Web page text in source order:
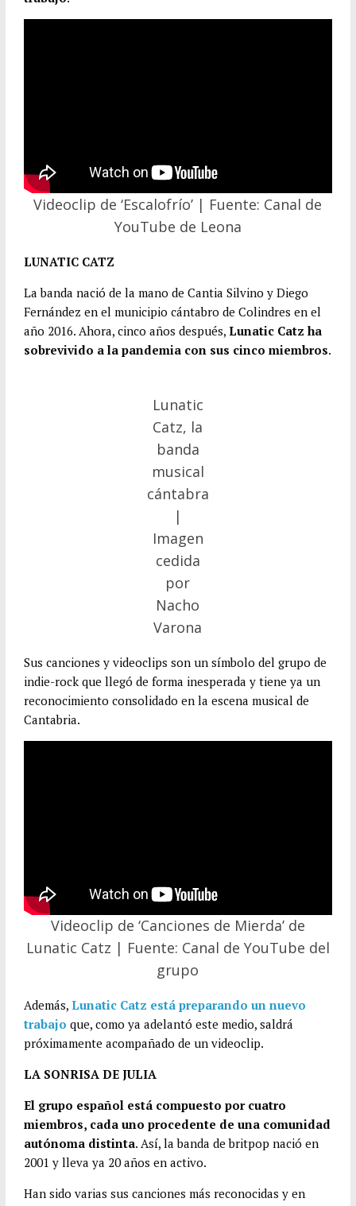
Videoclip de ‘Escalofrío’ | Fuente: Canal de
YouTube de Leona
LUNATIC CATZ
La banda nació de la mano de Cantia Silvino y Diego
Fernández en el municipio cántabro de Colindres en el
año 2016. Ahora, cinco años después, Lunatic Catz ha
sobrevivido a la pandemia con sus cinco miembros.
Lunatic
Catz, la
banda
musical
cántabra
|
Imagen
cedida
por
Nacho
Varona
Sus canciones y videoclips son un símbolo del grupo de
indie-rock que llegó de forma inesperada y tiene ya un
reconocimiento consolidado en la escena musical de
Cantabria.
Videoclip de ‘Canciones de Mierda’ de
Lunatic Catz | Fuente: Canal de YouTube del
grupo
Además, Lunatic Catz está preparando un nuevo
trabajo que, como ya adelantó este medio, saldrá
próximamente acompañado de un videoclip.
LA SONRISA DE JULIA
El grupo español está compuesto por cuatro
miembros, cada uno procedente de una comunidad
autónoma distinta. Así, la banda de britpop nació en
2001 y lleva ya 20 años en activo.
Han sido varias sus canciones más reconocidas y en